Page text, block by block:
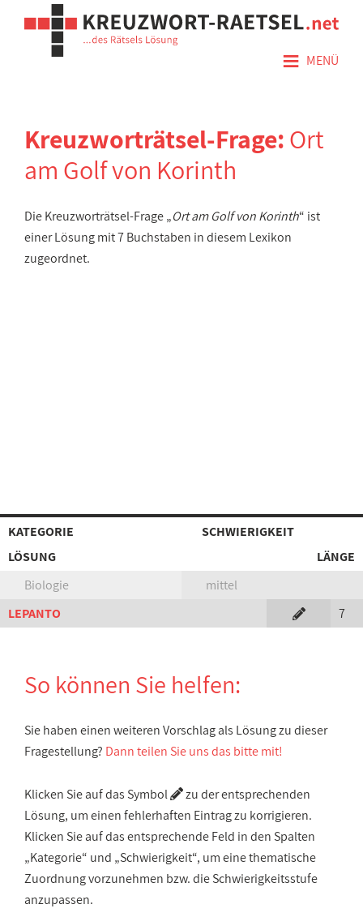
≡ MENÜ
Kreuzworträtsel-Frage:Ort
am Golf von Korinth
Die Kreuzworträtsel-Frage „Ort am Golf von Korinth“ ist
einer Lösung mit 7 Buchstaben in diesem Lexikon
zugeordnet.
KATEGORIE
SCHWIERIGKEIT
LÖSUNG
LÄNGE
Biologie
mittel
LEPANTO
7
So können Sie helfen:
Sie haben einen weiteren Vorschlag als Lösung zu dieser
Fragestellung? Dann teilen Sie uns das bitte mit!
Klicken Sie auf das Symbol
zu der entsprechenden
Lösung, um einen fehlerhaften Eintrag zu korrigieren.
Klicken Sie auf das entsprechende Feld in den Spalten
„Kategorie“ und „Schwierigkeit“, um eine thematische
Zuordnung vorzunehmen bzw. die Schwierigkeitsstufe
anzupassen.